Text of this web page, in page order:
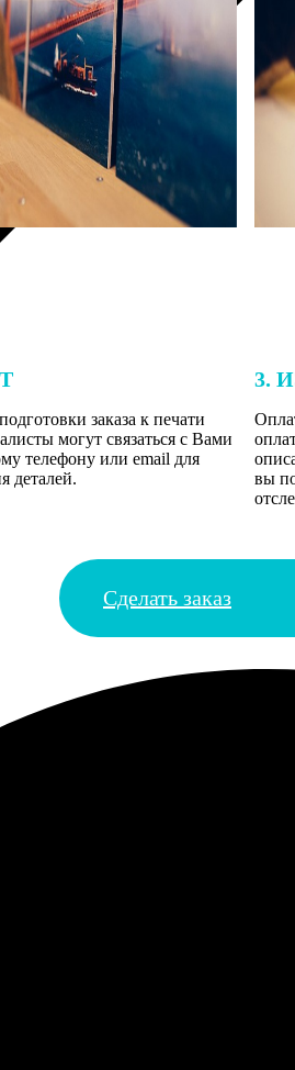
заказа к печати
могут связаться с Вами
телефону или email для
деталей.
3.
вы
Сделать заказ
из фотобудки. Получилась такая
передали точно, даже лучше, чем